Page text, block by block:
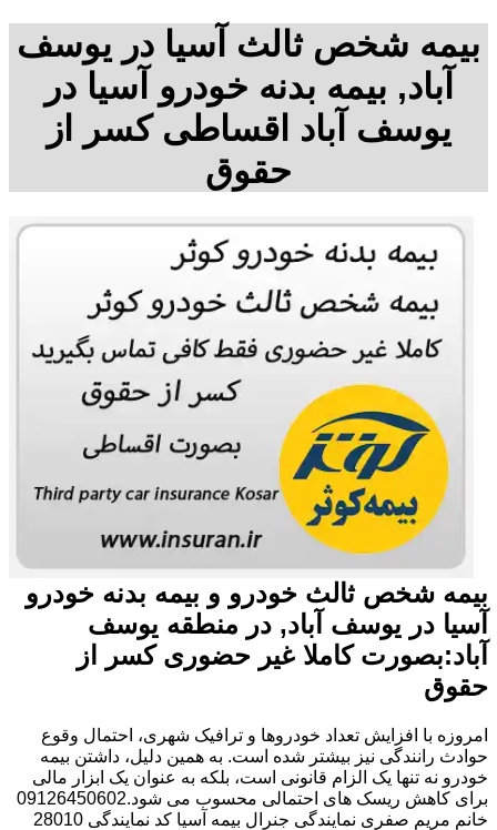
بیمه شخص ثالث آسیا در یوسف
آباد, بیمه بدنه خودرو آسیا در
یوسف آباد اقساطی کسر از
حقوق
بیمه شخص ثالث خودرو و بیمه بدنه خودرو
آسیا در یوسف آباد, در منطقه یوسف
آباد:بصورت کاملا غیر حضوری کسر از
حقوق
امروزه با افزایش تعداد خودروها و ترافیک شهری، احتمال وقوع
حوادث رانندگی نیز بیشتر شده است. به همین دلیل، داشتن بیمه
خودرو نه تنها یک الزام قانونی است، بلکه به عنوان یک ابزار مالی
برای کاهش ریسک های احتمالی محسوب می شود.09126450602
خانم مریم صفری نمایندگی جنرال بیمه آسیا کد نمایندگی 28010